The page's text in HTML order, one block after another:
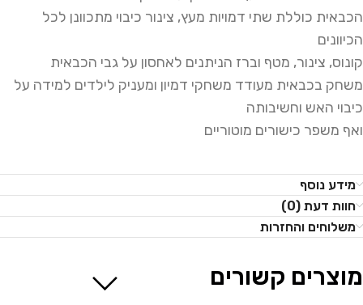
הכבאית כוללת שתי דמויות מעץ, צינור כיבוי מתכוונן לכל
הכיוונים
קונוס, צינור, מטף וברז הניתנים לאחסון על גבי הכבאית
משחק בכבאית מעודד משחקי דמיון ומעניק לילדים למידה על
כיבוי האש וחשיבותה
ואף משפר כישורים מוטוריים
מידע נוסף
חוות דעת (0)
משלוחים והחזרות
מוצרים קשורים